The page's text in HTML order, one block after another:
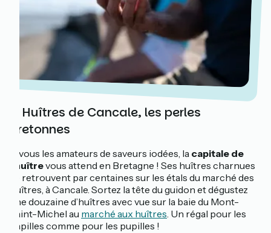
1. Huîtres de Cancale, les perles
bretonnes
À vous les amateurs de saveurs iodées, la capitale de
l’huîtrevous attend en Bretagne ! Ses huîtres charnues
se retrouvent par centaines sur les étals du marché des
huîtres, à Cancale. Sortez la tête du guidon et dégustez
une douzaine d’huîtres avec vue sur la baie du Mont-
Saint-Michel au marché aux huîtres. Un régal pour les
papilles comme pour les pupilles !